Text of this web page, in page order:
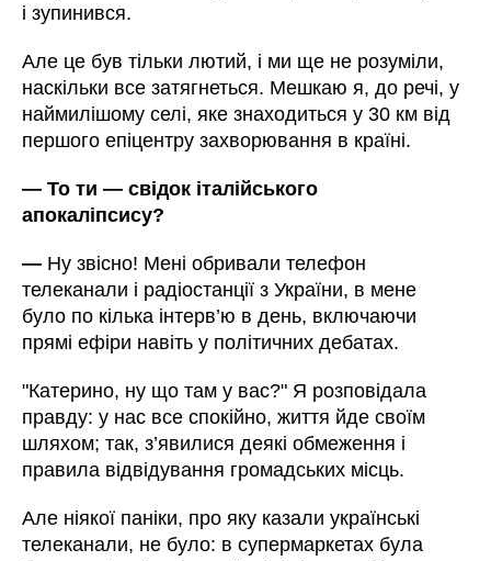
і зупинився.
Але це був тільки лютий, і ми ще не розуміли,
наскільки все затягнеться. Мешкаю я, до речі, у
наймилішому селі, яке знаходиться у 30 км від
першого епіцентру захворювання в країні.
—То ти— свідок італійського
апокаліпсису?
— Ну звісно! Мені обривали телефон
телеканали і радіостанції з України, в мене
було по кілька інтерв’ю в день, включаючи
прямі ефіри навіть у політичних дебатах.
"Катерино, ну що там у вас?" Я розповідала
правду: у нас все спокійно, життя йде своїм
шляхом; так, з’явилися деякі обмеження і
правила відвідування громадських місць.
Але ніякої паніки, про яку казали українські
телеканали, не було: в супермаркетах була